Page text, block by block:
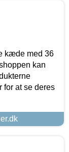
kæde med 36
kan
for at se deres